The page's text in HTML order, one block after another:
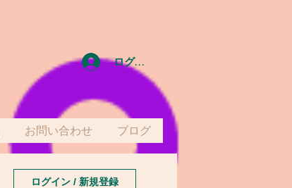
ログイン
お問い合わせ ブログ
ログイン / 新規登録